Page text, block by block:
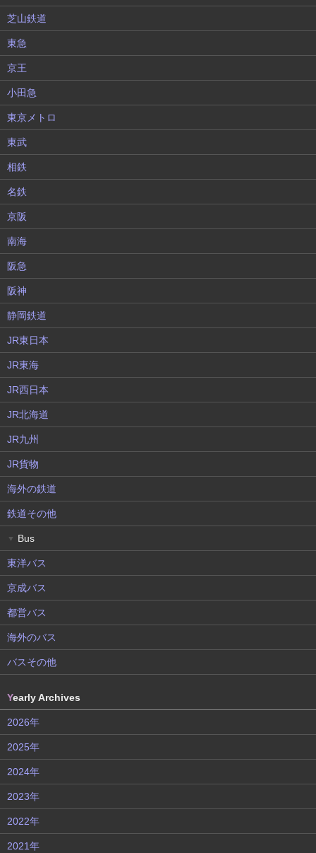
芝山鉄道
東急
京王
小田急
東京メトロ
東武
相鉄
名鉄
京阪
南海
阪急
阪神
静岡鉄道
JR東日本
JR東海
JR西日本
JR北海道
JR九州
JR貨物
海外の鉄道
鉄道その他
▼ Bus
東洋バス
京成バス
都営バス
海外のバス
バスその他
Yearly Archives
2026年
2025年
2024年
2023年
2022年
2021年